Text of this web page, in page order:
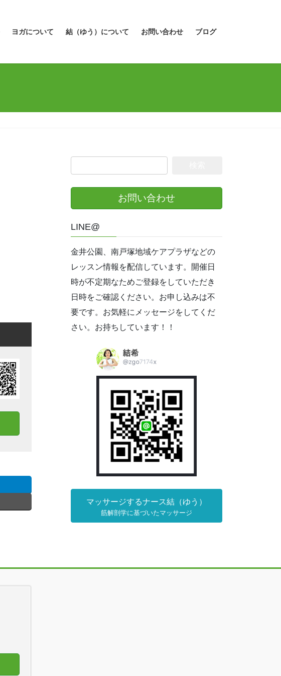
ヨガについて 結（ゆう）について お問い合わせ ブログ
索:
お問い合わせ
LINE@
金井公園、南戸塚地域ケアプラザなどの
レッスン情報を配信しています。開催日
時が不定期なためご登録をしていただき
日時をご確認ください。お申し込みは不
要です。お気軽にメッセージをしてくだ
さい。お持ちしています！！
マッサージするナース結（ゆう）
筋解剖学に基づいたマッサージ